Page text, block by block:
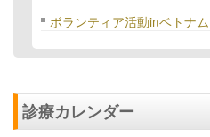
ボランティア活動inベトナム
診療カレンダー